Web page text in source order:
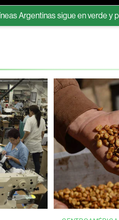
sigue en verde y pagará el